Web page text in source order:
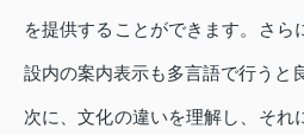
を提供することができます。さら
設内の案内表示も多言語で行うと
次に、文化の違いを理解し、それ